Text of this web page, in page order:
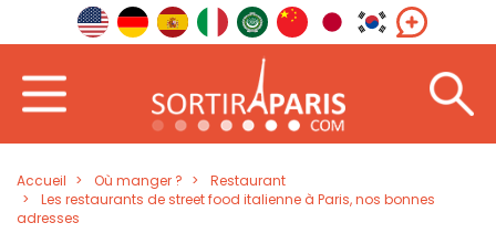
Accueil Où manger ?
Restaurant
Les restaurants de street food italienne à Paris, nos bonnes
adresses